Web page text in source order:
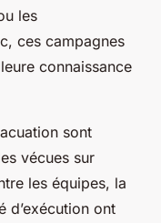
les
ces campagnes
connaissance
sont
vécues sur
les équipes, la
d’exécution ont